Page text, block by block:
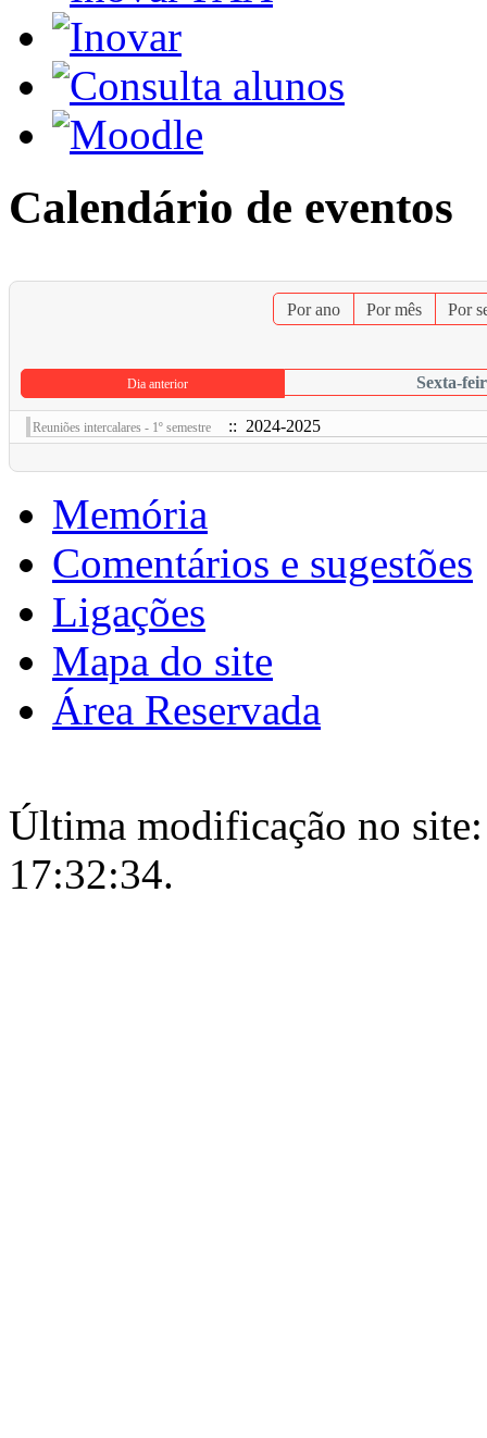
Calendário de eventos
Por ano Por mês Por
Dia anterior Sexta-
Reuniões intercalares - 1º semestre :: 2024-2025
Memória
Comentários e sugestões
Ligações
Mapa do site
Área Reservada
Última modificação no
17:32:34.